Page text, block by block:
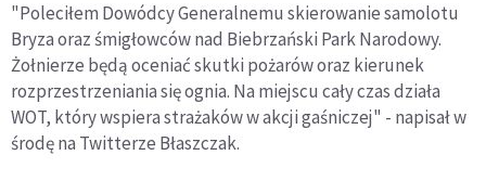
"Poleciłem Dowódcy Generalnemu skierowanie samolotu
Bryza oraz śmigłowców nad Biebrzański Park Narodowy.
Żołnierze będą oceniać skutki pożarów oraz kierunek
rozprzestrzeniania się ognia. Na miejscu cały czas działa
WOT, który wspiera strażaków w akcji gaśniczej" - napisał w
środę na Twitterze Błaszczak.